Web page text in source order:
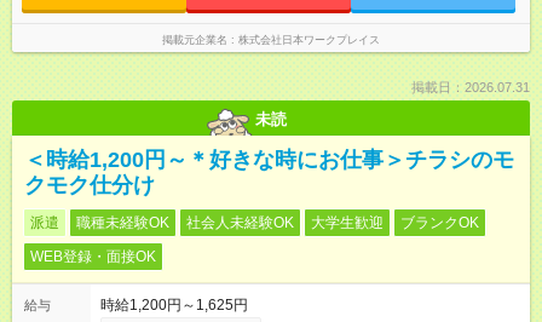
掲載元企業名 株式会社日本ワークプレイス
掲載日：2026.07.31
未読
＜時給1,200円～＊好きな時にお仕事＞チラシのモ
クモク仕分け
派遣 職種未経験OK 社会人未経験OK 大学生歓迎
ブランクOK
WEB登録・面接OK
給与
時給1,200円～1,625円